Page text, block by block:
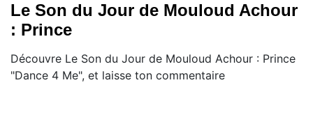
Le Son du Jour de Mouloud Achour
: Prince
Découvre Le Son du Jour de Mouloud Achour : Prince
"Dance 4 Me", et laisse ton commentaire